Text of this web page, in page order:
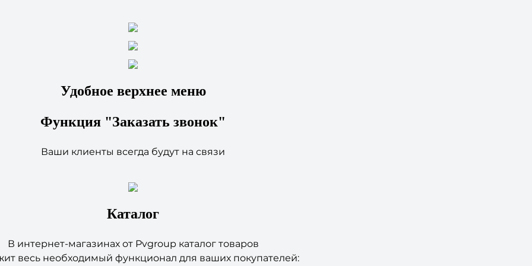
Удобное верхнее меню
Функция "Заказать звонок"
Ваши клиенты всегда будут на связи
Каталог
В интернет-магазинах от Pvgroup каталог товаров
весь необходимый функционал для ваших покупателей: